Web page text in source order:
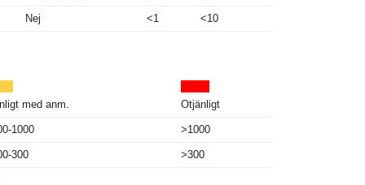
Nej <1 <10
med anm. Otjänligt
1000 >1000
300 >300